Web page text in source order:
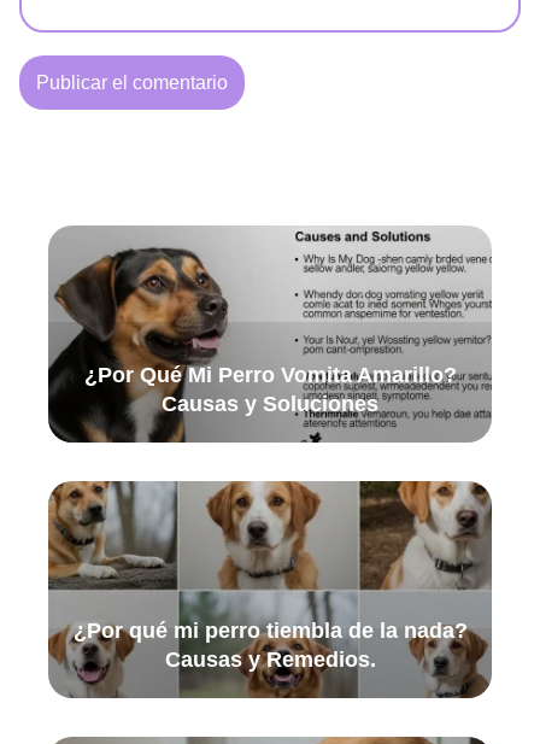
¿Por Qué Mi Perro Vomita Amarillo?
Causas y Soluciones
¿Por qué mi perro tiembla de la nada?
Causas y Remedios.